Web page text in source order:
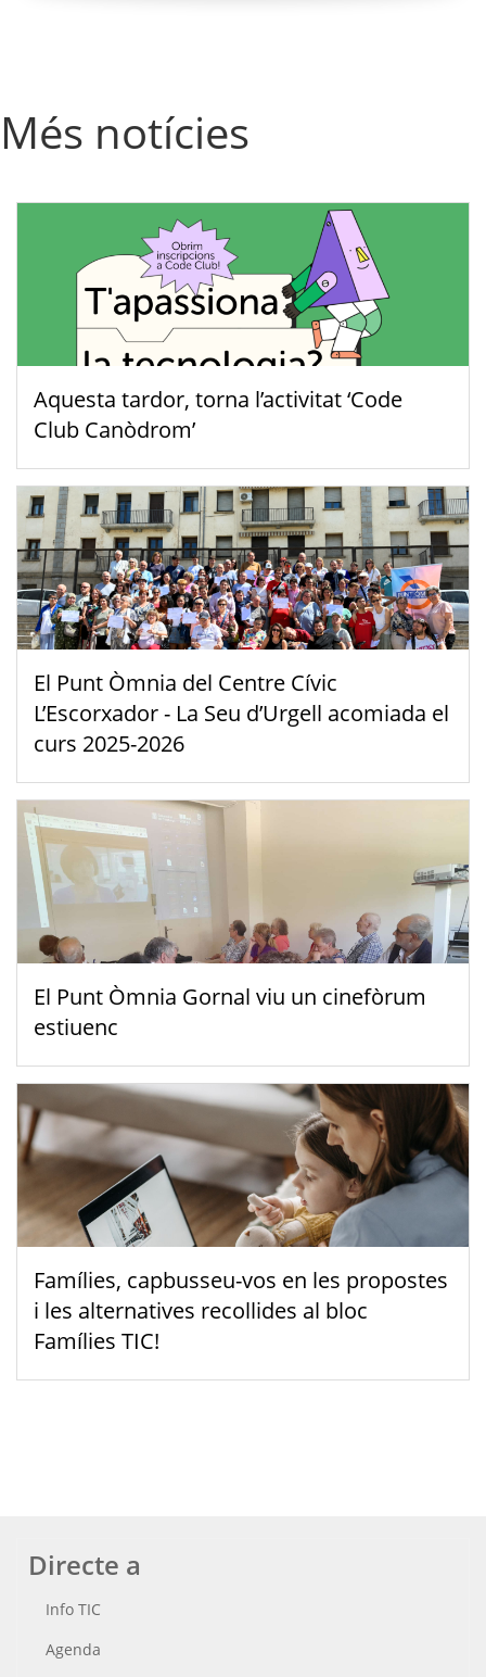
Més notícies
Aquesta tardor, torna l’activitat ‘Code
Club Canòdrom’
El Punt Òmnia del Centre Cívic
L’Escorxador - La Seu d’Urgell acomiada el
curs 2025-2026
El Punt Òmnia Gornal viu un cinefòrum
estiuenc
Famílies, capbusseu-vos en les propostes
i les alternatives recollides al bloc
Famílies TIC!
Directe a
Info TIC
Agenda